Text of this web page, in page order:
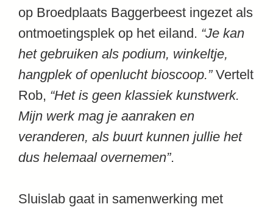
op Broedplaats Baggerbeest ingezet als
ontmoetingsplek op het eiland. “Je kan
het gebruiken als podium, winkeltje,
hangplek of openlucht bioscoop.”Vertelt
Rob, “Het is geen klassiek kunstwerk.
Mijn werk mag je aanraken en
veranderen, als buurt kunnen jullie het
dus helemaal overnemen”.
Sluislab gaat in samenwerking met